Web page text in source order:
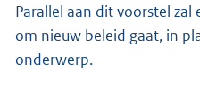
Parallel aan dit voorstel
om nieuw beleid gaat, in
onderwerp.